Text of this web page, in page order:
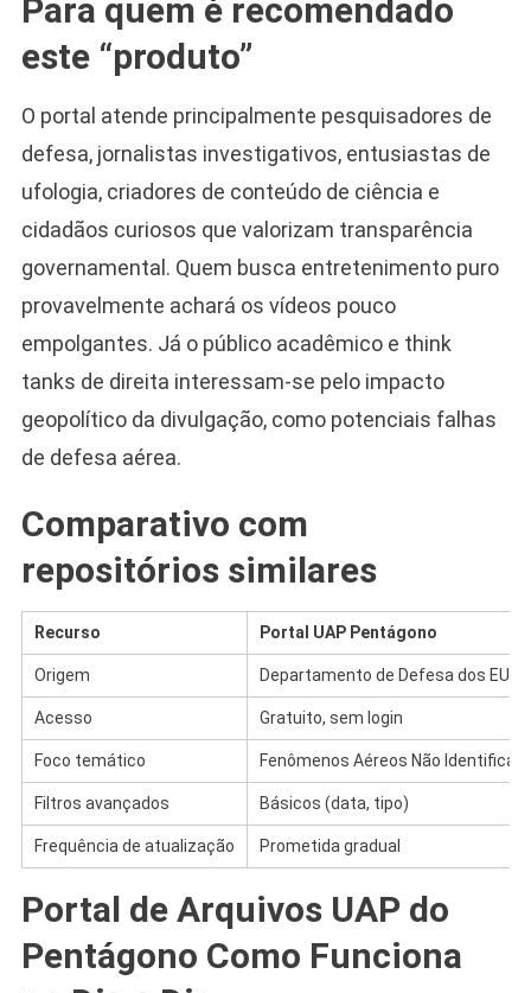
Para quem é recomendado
este “produto”
O portal atende principalmente pesquisadores de
defesa, jornalistas investigativos, entusiastas de
ufologia, criadores de conteúdo de ciência e
cidadãos curiosos que valorizam transparência
governamental. Quem busca entretenimento puro
provavelmente achará os vídeos pouco
empolgantes. Já o público acadêmico e think
tanks de direita interessam-se pelo impacto
geopolítico da divulgação, como potenciais falhas
de defesa aérea.
Comparativo com
repositórios similares
Recurso Portal UAP Pentágono
Origem Departamento de Defesa dos EUA
Acesso Gratuito, sem login
Foco temático Fenômenos Aéreos Não
Filtros avançados Básicos (data, tipo)
Frequência de atualização Prometida gradual
Portal de Arquivos UAP do
Pentágono Como Funciona